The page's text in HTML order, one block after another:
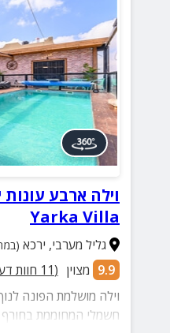
Yarka Villa
גליל מערבי, ירכא
9.9 מצוין (
11 חוות
וילה מושלמת הפונה
חשמלי המחוממת